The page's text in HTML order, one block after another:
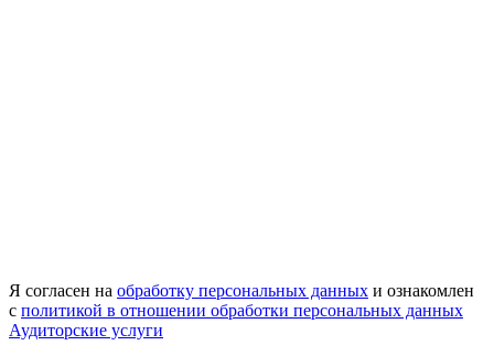
Я согласен на обработку персональных данных и ознакомлен
с политикой в отношении обработки персональных данных
Аудиторские услуги